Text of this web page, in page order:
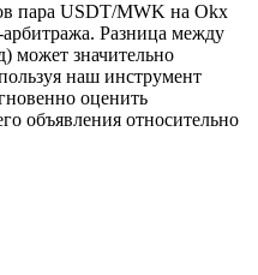
пара USDT/MWK на Okx
Разница между
может значительно
наш инструмент
оценить
объявления относительно